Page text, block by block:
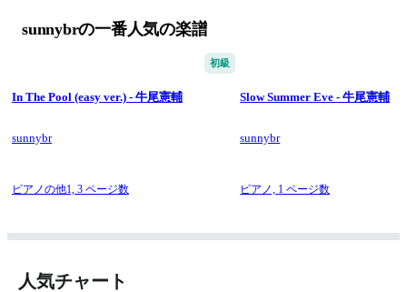
sunnybrの一番人気の楽譜
初級
In The Pool (easy ver.) - 牛尾憲輔
sunnybr
ピアノの他1, 3 ページ数
Slow Summer Eve - 牛尾憲輔
sunnybr
ピアノ, 1 ページ数
人気チャート